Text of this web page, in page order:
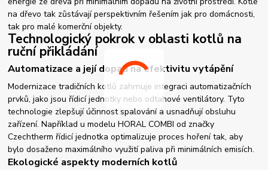
na dřevo tak zůstávají perspektivním řešením jak pro domácnosti,
tak pro malé komerční objekty.
Technologický pokrok v oblasti kotlů na
ruční přikládání
Automatizace a její dopad na efektivitu vytápění
Modernizace tradičních kotlů zahrnuje integraci automatizačních
prvků, jako jsou řídicí jednotky nebo odtahové ventilátory. Tyto
technologie zlepšují účinnost spalování a usnadňují obsluhu
zařízení. Například u modelu HORAL COMBI od značky
Czechtherm řídicí jednotka optimalizuje proces hoření tak, aby
bylo dosaženo maximálního využití paliva při minimálních emisích.
Ekologické aspekty moderních kotlů